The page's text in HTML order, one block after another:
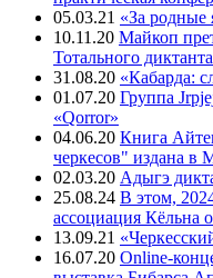
05.03.21 «За родные
10.11.20 Майкоп
Тотального
31.08.20 «Кабарда:
01.07.20 Группа
«Qorror»
04.06.20 Книга
черкесов" издана в
02.03.20 Адыгэ
25.08.24 В этом,
ассоциация Кёльна
13.09.21
16.07.20 Online-